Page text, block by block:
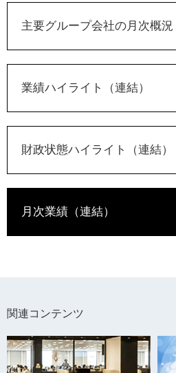
関連コンテンツ
主要グループ会社の月次概況
業績ハイライト（連結）
財政状態ハイライト（連結）
月次業績（連結）